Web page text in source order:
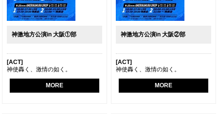
神激地方公演in 大阪①部
[ACT]
神使轟く、激情の如く。
MORE
神激地方公演in 大阪②部
[ACT]
神使轟く、激情の如く。
MORE